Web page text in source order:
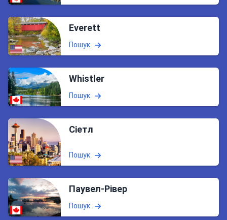
Everett
Пошук
Whistler
Пошук
Сіетл
Пошук
Паувел-Рівер
Пошук